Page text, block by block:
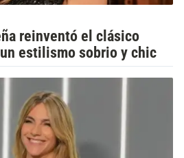
reinventó el clásico
estilismo sobrio y chic